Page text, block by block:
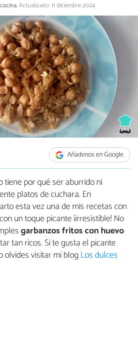
Actualizado: 11 diciembre 2024
Añádenos en Google
tiene por qué ser aburrido ni
platos de cuchara. En
esta vez una de mis recetas con
un toque picante ¡irresistible! No
garbanzos fritos con huevo
tan ricos. Si te gusta el picante
olvides visitar mi blog Los dulces